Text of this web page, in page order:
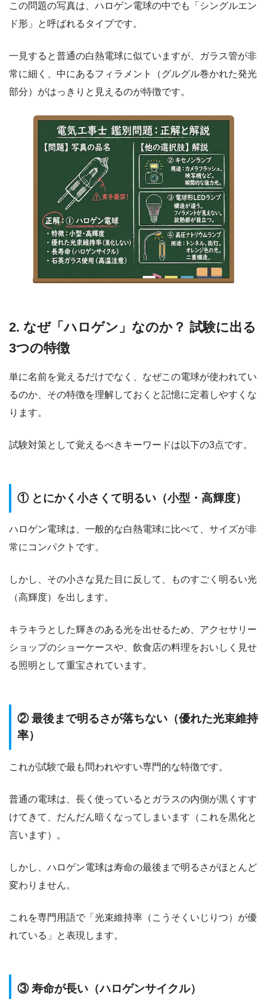
この問題の写真は、ハロゲン電球の中でも「シングルエン
ド形」と呼ばれるタイプです。
一見すると普通の白熱電球に似ていますが、ガラス管が非
常に細く、中にあるフィラメント（グルグル巻かれた発光
部分）がはっきりと見えるのが特徴です。
2. なぜ「ハロゲン」なのか？ 試験に出る
3つの特徴
単に名前を覚えるだけでなく、なぜこの電球が使われてい
るのか、その特徴を理解しておくと記憶に定着しやすくな
ります。
試験対策として覚えるべきキーワードは以下の3点です。
① とにかく小さくて明るい（小型・高輝度）
ハロゲン電球は、一般的な白熱電球に比べて、サイズが非
常にコンパクトです。
しかし、その小さな見た目に反して、ものすごく明るい光
（高輝度）を出します。
キラキラとした輝きのある光を出せるため、アクセサリー
ショップのショーケースや、飲食店の料理をおいしく見せ
る照明として重宝されています。
② 最後まで明るさが落ちない（優れた光束維持
率）
これが試験で最も問われやすい専門的な特徴です。
普通の電球は、長く使っているとガラスの内側が黒くすす
けてきて、だんだん暗くなってしまいます（これを黒化と
言います）。
しかし、ハロゲン電球は寿命の最後まで明るさがほとんど
変わりません。
これを専門用語で「光束維持率（こうそくいじりつ）が優
れている」と表現します。
③ 寿命が長い（ハロゲンサイクル）